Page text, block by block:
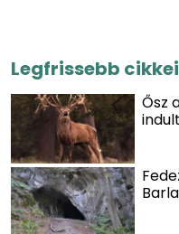
Legfrissebb
Ősz